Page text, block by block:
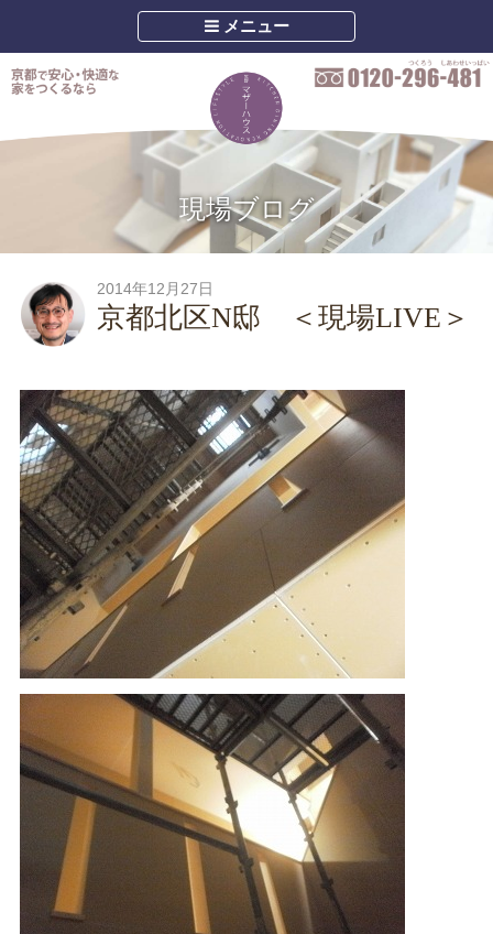
メニュー
現場ブログ
2014年12月27日
京都北区N邸 ＜現場LIVE＞